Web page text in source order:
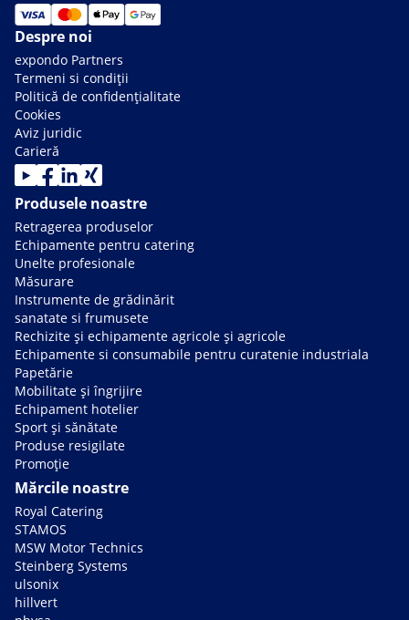
Despre noi
expondo Partners
Termeni si condiții
Politică de confidențialitate
Cookies
Aviz juridic
Carieră
Produsele noastre
Retragerea produselor
Echipamente pentru catering
Unelte profesionale
Măsurare
Instrumente de grădinărit
sanatate si frumusete
Rechizite și echipamente agricole și agricole
Echipamente si consumabile pentru curatenie industriala
Papetărie
Mobilitate și îngrijire
Echipament hotelier
Sport și sănătate
Produse resigilate
Promoție
Mărcile noastre
Royal Catering
STAMOS
MSW Motor Technics
Steinberg Systems
ulsonix
hillvert